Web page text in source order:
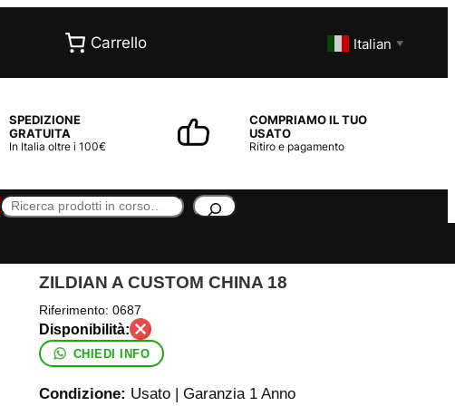
Carrello Italian ▼
SPEDIZIONE
GRATUITA
In Italia oltre i 100€
COMPRIAMO IL TUO
USATO
Ritiro e pagamento
Cerca
ZILDIAN A CUSTOM CHINA 18
Riferimento: 0687
CHIEDI INFO
Condizione: Usato | Garanzia 1 Anno